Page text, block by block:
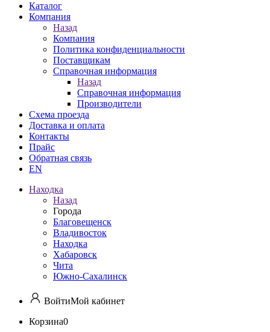
Каталог
Компания
Назад
Компания
Политика конфиденциальности
Поставщикам
Справочная информация
Назад
Справочная информация
Производители
Схема проезда
Доставка и оплата
Контакты
Прайс
Обратная связь
EN
Находка
Назад
Города
Благовещенск
Владивосток
Находка
Хабаровск
Чита
Южно-Сахалинск
ВойтиМой кабинет
Корзина0